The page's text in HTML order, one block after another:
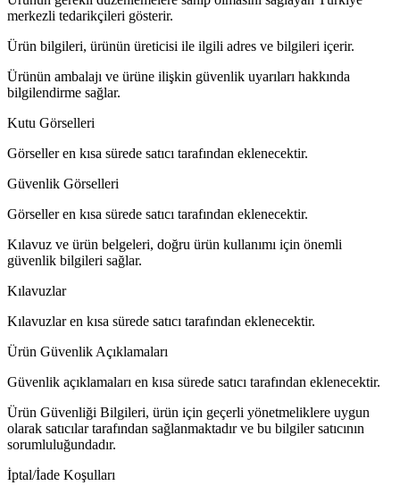
merkezli tedarikçileri gösterir.
Ürün bilgileri, ürünün üreticisi ile ilgili adres ve bilgileri içerir.
Ürünün ambalajı ve ürüne ilişkin güvenlik uyarıları hakkında
bilgilendirme sağlar.
Kutu Görselleri
Görseller en kısa sürede satıcı tarafından eklenecektir.
Güvenlik Görselleri
Görseller en kısa sürede satıcı tarafından eklenecektir.
Kılavuz ve ürün belgeleri, doğru ürün kullanımı için önemli
güvenlik bilgileri sağlar.
Kılavuzlar
Kılavuzlar en kısa sürede satıcı tarafından eklenecektir.
Ürün Güvenlik Açıklamaları
Güvenlik açıklamaları en kısa sürede satıcı tarafından eklenecektir.
Ürün Güvenliği Bilgileri, ürün için geçerli yönetmeliklere uygun
olarak satıcılar tarafından sağlanmaktadır ve bu bilgiler satıcının
sorumluluğundadır.
İptal/İade Koşulları